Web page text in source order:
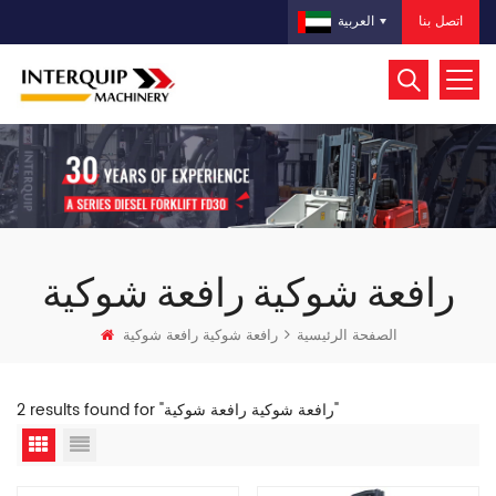
اتصل بنا العربية
رافعة شوكية رافعة شوكية
الصفحة الرئيسية رافعة شوكية رافعة شوكية
2 results found for "رافعة شوكية رافعة شوكية"